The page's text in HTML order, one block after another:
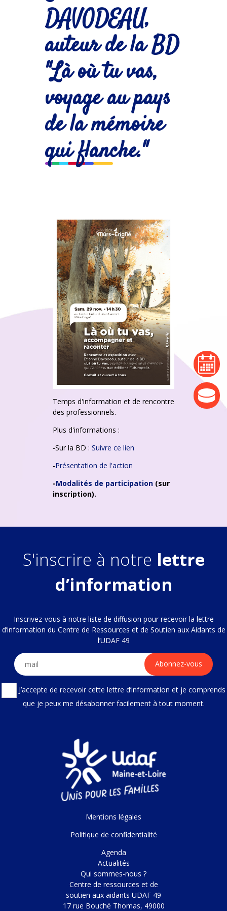
agenda
DAVODEAU,
auteur de la BD
"Là où tu vas,
voyage au pays
de la mémoire
qui flanche."
Temps d'information et de rencontre
des professionnels.
Plus d'informations :
-Sur la BD : Suivre ce lien
-Présentation de l'action
-Modalités de participation (sur
inscription).
S'inscrire à notre lettre
d’information
Inscrivez-vous à notre liste de diffusion pour recevoir la lettre
d’information du Centre de Ressources et de Soutien aux Aidants de
l’UDAF 49
J’accepte de recevoir cette lettre d’information et je comprends
que je peux me désabonner facilement à tout moment.
Mentions légales
Politique de confidentialité
Agenda
Actualités
Qui sommes-nous ?
Centre de ressources et de
soutien aux aidants UDAF 49
17 rue Bouché Thomas, 49000